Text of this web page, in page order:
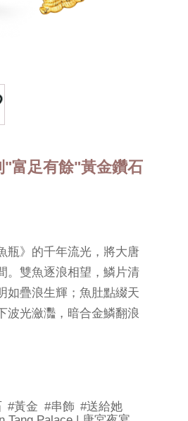
"富足有餘"黃金鑽石
瓶》的千年流光，將大唐
。雙魚逐浪相望，鱗片清
如疊浪生輝；魚肚點綴天
波光瀲灩，暗合金鱗翻浪
#黃金 #串飾 #送給她